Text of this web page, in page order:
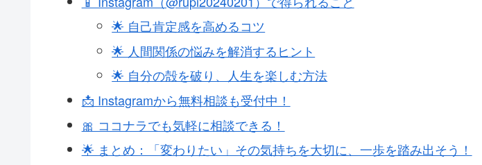
🌟 自己肯定感を高めるコツ
🌟 人間関係の悩みを解消するヒント
🌟 自分の殻を破り、人生を楽しむ方法
📩 Instagramから無料相談も受付中！
🎀 ココナラでも気軽に相談できる！
🌟 まとめ：「変わりたい」その気持ちを大切に、一歩を踏み出そう！